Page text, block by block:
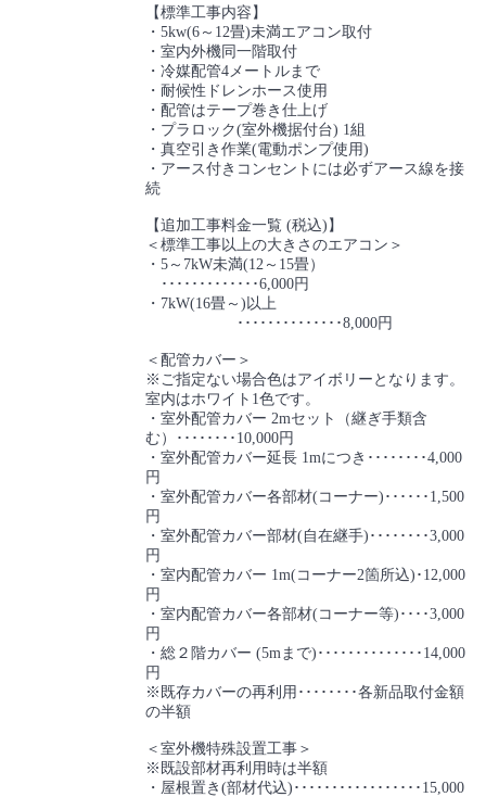
【標準工事内容】
・5kw(6～12畳)未満エアコン取付
・室内外機同一階取付
・冷媒配管4メートルまで
・耐候性ドレンホース使用
・配管はテープ巻き仕上げ
・プラロック(室外機据付台) 1組
・真空引き作業(電動ポンプ使用)
・アース付きコンセントには必ずアース線を接
続
【追加工事料金一覧 (税込)】
＜標準工事以上の大きさのエアコン＞
・5～7kW未満(12～15畳）
･････････････6,000円
・7kW(16畳～)以上
･･････････････8,000円
＜配管カバー＞
※ご指定ない場合色はアイボリーとなります。
室内はホワイト1色です。
・室外配管カバー 2mセット（継ぎ手類含
む）････････10,000円
・室外配管カバー延長 1mにつき････････4,000
円
・室外配管カバー各部材(コーナー)･･････1,500
円
・室外配管カバー部材(自在継手)････････3,000
円
・室内配管カバー 1m(コーナー2箇所込)･12,000
円
・室内配管カバー各部材(コーナー等)････3,000
円
・総２階カバー (5mまで)･･････････････14,000
円
※既存カバーの再利用････････各新品取付金額
の半額
＜室外機特殊設置工事＞
※既設部材再利用時は半額
・屋根置き(部材代込)･････････････････15,000